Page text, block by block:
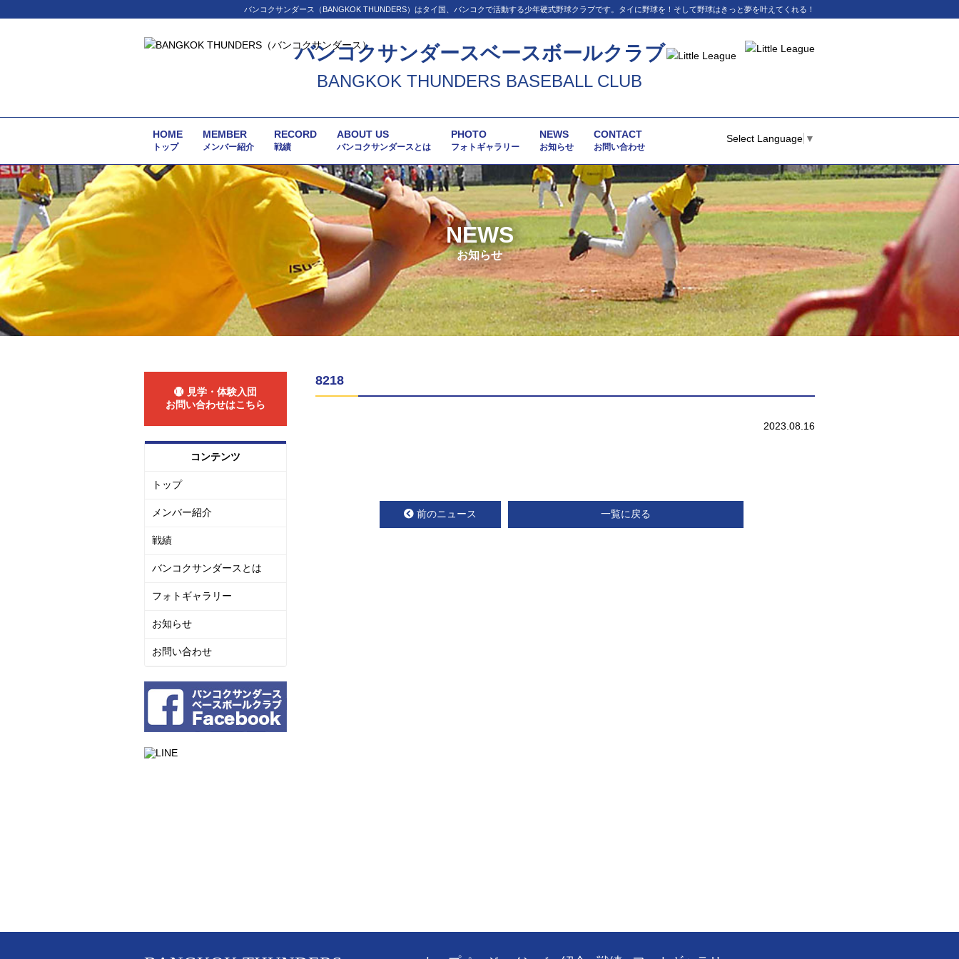
バンコクサンダース（BANGKOK THUNDERS）はタイ国、バンコクで活動する少年硬式野球クラブです。タイに野球を！そして野球はきっと夢を叶えてくれる！
バンコクサンダースベースボールクラブ
BANGKOK THUNDERS BASEBALL CLUB
HOME
トップ
MEMBER
メンバー紹介
RECORD
戦績
ABOUT US
バンコクサンダースとは
PHOTO
フォトギャラリー
NEWS
お知らせ
CONTACT
お問い合わせ
Select Language ▼
NEWS
お知らせ
8218
2023.08.16
前のニュース 一覧に戻る
見学・体験入団
お問い合わせはこちら
コンテンツ
トップ
メンバー紹介
戦績
バンコクサンダースとは
フォトギャラリー
お知らせ
お問い合わせ